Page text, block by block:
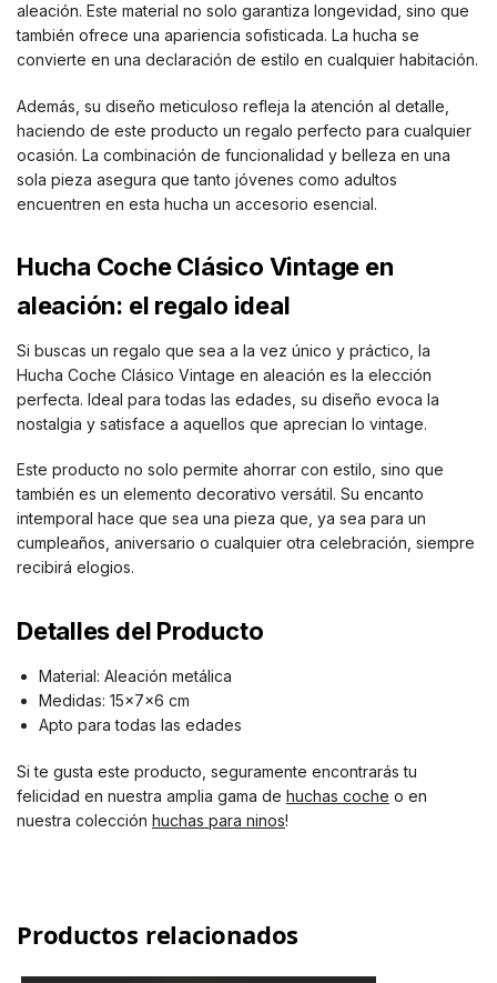
aleación. Este material no solo garantiza longevidad, sino que
también ofrece una apariencia sofisticada. La hucha se
convierte en una declaración de estilo en cualquier habitación.
Además, su diseño meticuloso refleja la atención al detalle,
haciendo de este producto un regalo perfecto para cualquier
ocasión. La combinación de funcionalidad y belleza en una
sola pieza asegura que tanto jóvenes como adultos
encuentren en esta hucha un accesorio esencial.
Hucha Coche Clásico Vintage en
aleación: el regalo ideal
Si buscas un regalo que sea a la vez único y práctico, la
Hucha Coche Clásico Vintage en aleación es la elección
perfecta. Ideal para todas las edades, su diseño evoca la
nostalgia y satisface a aquellos que aprecian lo vintage.
Este producto no solo permite ahorrar con estilo, sino que
también es un elemento decorativo versátil. Su encanto
intemporal hace que sea una pieza que, ya sea para un
cumpleaños, aniversario o cualquier otra celebración, siempre
recibirá elogios.
Detalles del Producto
Material: Aleación metálica
Medidas: 15x7x6 cm
Apto para todas las edades
Si te gusta este producto, seguramente encontrarás tu
felicidad en nuestra amplia gama de huchas coche o en
nuestra colección huchas para ninos!
Productos relacionados